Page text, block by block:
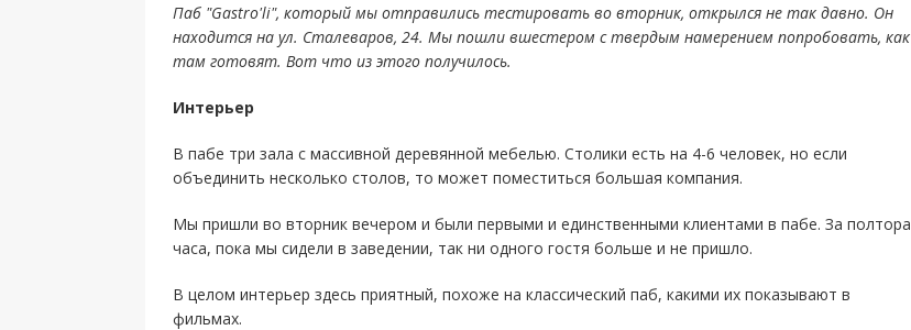
Паб "Gastro'li", который мы отправились тестировать во вторник, открылся не так давно. Он
находится на ул. Сталеваров, 24. Мы пошли вшестером с твердым намерением попробовать, как
там готовят. Вот что из этого получилось.
Интерьер
В пабе три зала с массивной деревянной мебелью. Столики есть на 4-6 человек, но если
объединить несколько столов, то может поместиться большая компания.
Мы пришли во вторник вечером и были первыми и единственными клиентами в пабе. За полтора
часа, пока мы сидели в заведении, так ни одного гостя больше и не пришло.
В целом интерьер здесь приятный, похоже на классический паб, какими их показывают в
фильмах.